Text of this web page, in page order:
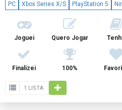
PC Xbox Series X/S PlayStation 5
Joguei Quero Jogar
Finalizei 100%
1 LISTA